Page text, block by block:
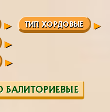
ТИП ХОРДОВЫЕ
БАЛИТОРИЕВЫЕ